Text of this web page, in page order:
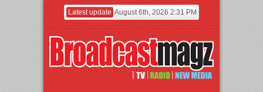
Latest update August 6th, 2026 2:31 PM